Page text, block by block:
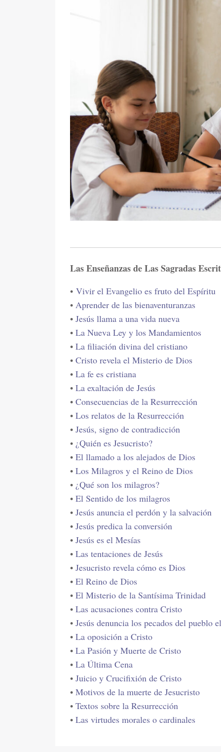
Las Enseñanzas de Las Sagradas
• Vivir el Evangelio es fruto del Espíritu
• Aprender de las bienaventuranzas
• Jesús llama a una vida nueva
• La Nueva Ley y los Mandamientos
• La filiación divina del cristiano
• Cristo revela el Misterio de Dios
• La fe es cristiana
• La exaltación de Jesús
• Consecuencias de la Resurrección
• Los relatos de la Resurrección
• Jesús, signo de contradicción
• ¿Quién es Jesucristo?
• El llamado a los alejados de Dios
• Los Milagros y el Reino de Dios
• ¿Qué son los milagros?
• El Sentido de los milagros
• Jesús anuncia el perdón y la salvación
• Jesús predica la conversión
• Jesús es el Mesías
• Las tentaciones de Jesús
• Jesucristo revela cómo es Dios
• El Reino de Dios
• El Misterio de la Santísima Trinidad
• Las acusaciones contra Cristo
• Jesús denuncia los pecados del pueblo
• La oposición a Cristo
• La Pasión y Muerte de Cristo
• La Última Cena
• Juicio y Crucifixión de Cristo
• Motivos de la muerte de Jesucristo
• Textos sobre la Resurrección
• Las virtudes morales o cardinales